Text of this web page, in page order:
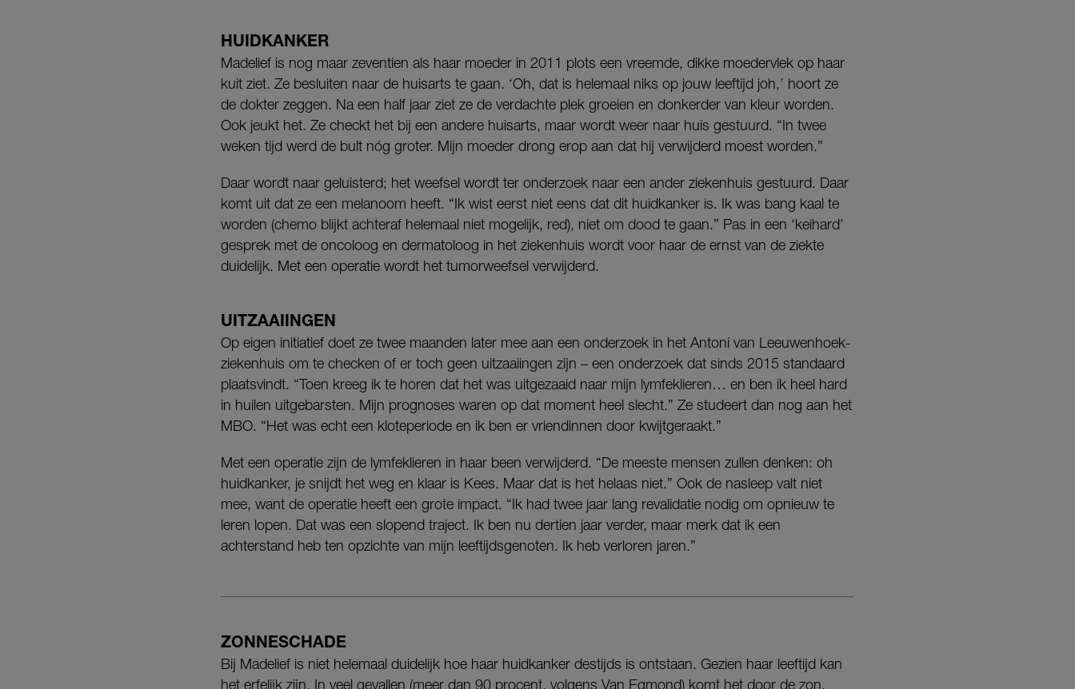
HUIDKANKER
Madelief is nog maar zeventien als haar moeder in 2011 plots een vreemde, dikke moedervlek op haar
kuit ziet. Ze besluiten naar de huisarts te gaan. ‘Oh, dat is helemaal niks op jouw leeftijd joh,’ hoort ze
de dokter zeggen. Na een half jaar ziet ze de verdachte plek groeien en donkerder van kleur worden.
Ook jeukt het. Ze checkt het bij een andere huisarts, maar wordt weer naar huis gestuurd. “In twee
weken tijd werd de bult nóg groter. Mijn moeder drong erop aan dat hij verwijderd moest worden.”
Daar wordt naar geluisterd; het weefsel wordt ter onderzoek naar een ander ziekenhuis gestuurd. Daar
komt uit dat ze een melanoom heeft. “Ik wist eerst niet eens dat dit huidkanker is. Ik was bang kaal te
worden (chemo blijkt achteraf helemaal niet mogelijk, red), niet om dood te gaan.” Pas in een ‘keihard’
gesprek met de oncoloog en dermatoloog in het ziekenhuis wordt voor haar de ernst van de ziekte
duidelijk. Met een operatie wordt het tumorweefsel verwijderd.
UITZAAIINGEN
Op eigen initiatief doet ze twee maanden later mee aan een onderzoek in het Antoni van Leeuwenhoek-
ziekenhuis om te checken of er toch geen uitzaaiingen zijn – een onderzoek dat sinds 2015 standaard
plaatsvindt. “Toen kreeg ik te horen dat het was uitgezaaid naar mijn lymfeklieren… en ben ik heel hard
in huilen uitgebarsten. Mijn prognoses waren op dat moment heel slecht.” Ze studeert dan nog aan het
MBO. “Het was echt een kloteperiode en ik ben er vriendinnen door kwijtgeraakt.”
Met een operatie zijn de lymfeklieren in haar been verwijderd. “De meeste mensen zullen denken: oh
huidkanker, je snijdt het weg en klaar is Kees. Maar dat is het helaas niet.” Ook de nasleep valt niet
mee, want de operatie heeft een grote impact. “Ik had twee jaar lang revalidatie nodig om opnieuw te
leren lopen. Dat was een slopend traject. Ik ben nu dertien jaar verder, maar merk dat ik een
achterstand heb ten opzichte van mijn leeftijdsgenoten. Ik heb verloren jaren.”
ZONNESCHADE
Bij Madelief is niet helemaal duidelijk hoe haar huidkanker destijds is ontstaan. Gezien haar leeftijd kan
het erfelijk zijn. In veel gevallen (meer dan 90 procent, volgens Van Egmond) komt het door de zon.